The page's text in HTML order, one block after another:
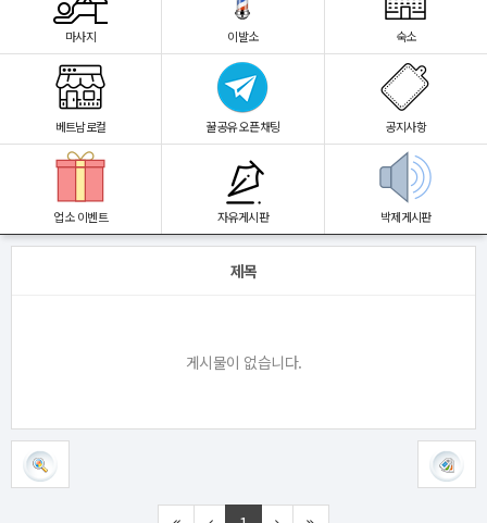
마사지 이발소 숙소
베트남로컬 꿀공유 오픈채팅 공지사항
업소 이벤트 자유게시판 박제게시판
제목
게시물이 없습니다.